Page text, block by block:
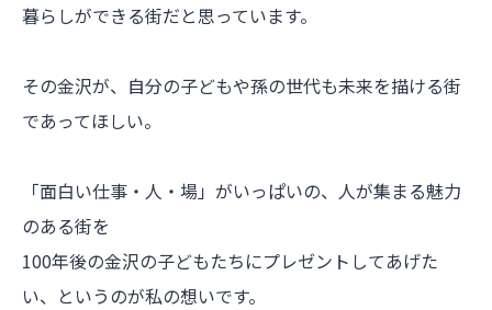
暮らしができる街だと思っています。
その金沢が、自分の子どもや孫の世代も未来を描ける街
であってほしい。
「面白い仕事・人・場」がいっぱいの、人が集まる魅力
のある街を
100年後の金沢の子どもたちにプレゼントしてあげた
い、というのが私の想いです。